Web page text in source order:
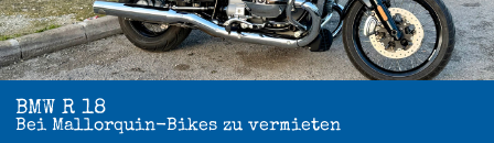
BMW R 18
Bei Mallorquin-Bikes zu vermieten